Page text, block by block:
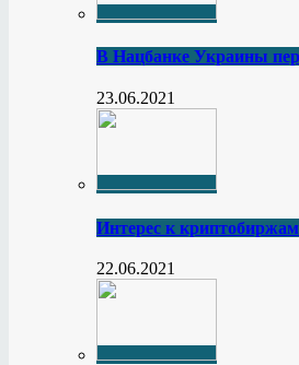
В Нацбанке Украины
23.06.2021
Интерес к криптобиржам
22.06.2021